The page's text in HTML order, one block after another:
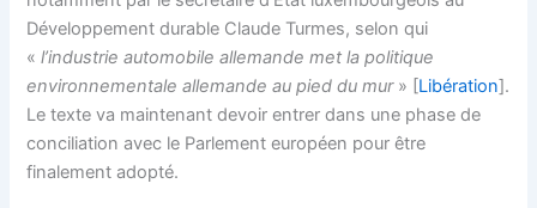
Développement durable Claude Turmes, selon qui
«l’industrie automobile allemande met la politique
environnementale allemande au pied du mur» [Libération].
Le texte va maintenant devoir entrer dans une phase de
conciliation avec le Parlement européen pour être
finalement adopté.